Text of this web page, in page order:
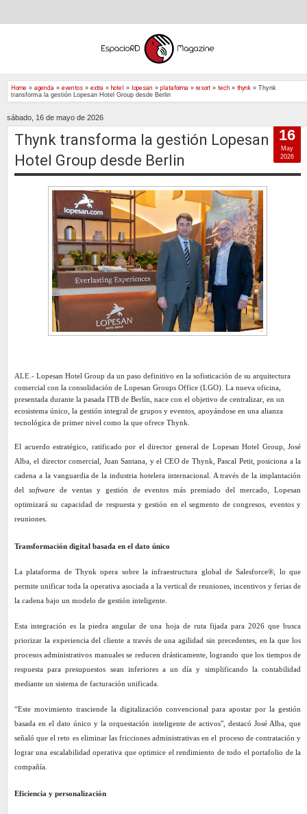
Home » agenda » eventos » extra » hotel » lopesan » plataforma » resort » tech » thynk » Thynk
transforma la gestión Lopesan Hotel Group desde Berlin
sábado, 16 de mayo de 2026
Thynk transforma la gestión Lopesan
Hotel Group desde Berlin
ALE.- Lopesan Hotel Group da un paso definitivo en la sofisticación de su arquitectura
comercial con la consolidación de Lopesan Groups Office (LGO). La nueva oficina,
presentada durante la pasada ITB de Berlín, nace con el objetivo de centralizar, en un
ecosistema único, la gestión integral de grupos y eventos, apoyándose en una alianza
tecnológica de primer nivel como la que ofrece Thynk.
El acuerdo estratégico, ratificado por el director general de Lopesan Hotel Group, José
Alba, el director comercial, Juan Santana, y el CEO de Thynk, Pascal Petit, posiciona a la
cadena a la vanguardia de la industria hotelera internacional. A través de la implantación
del softwarede ventas y gestión de eventos más premiado del mercado, Lopesan
optimizará su capacidad de respuesta y gestión en el segmento de congresos, eventos y
reuniones.
Transformación digital basada en el dato único
La plataforma de Thynk opera sobre la infraestructura global de Salesforce®, lo que
permite unificar toda la operativa asociada a la vertical de reuniones, incentivos y ferias de
la cadena bajo un modelo de gestión inteligente.
Esta integración es la piedra angular de una hoja de ruta fijada para 2026 que busca
priorizar la experiencia del cliente a través de una agilidad sin precedentes, en la que los
procesos administrativos manuales se reducen drásticamente, logrando que los tiempos de
respuesta para presupuestos sean inferiores a un día y simplificando la contabilidad
mediante un sistema de facturación unificada.
“Este movimiento trasciende la digitalización convencional para apostar por la gestión
basada en el dato único y la orquestación inteligente de activos", destacó José Alba, que
señaló que el reto es eliminar las fricciones administrativas en el proceso de contratación y
lograr una escalabilidad operativa que optimice el rendimiento de todo el portafolio de la
compañía.
Eficiencia y personalización
16
May
2026